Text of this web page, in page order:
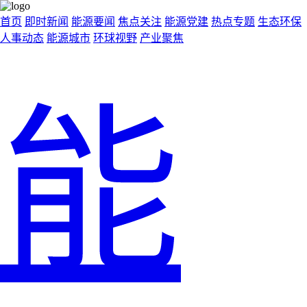
首页 即时新闻 能源要闻 焦点关注 能源党建 热点专题 生态环保
人事动态 能源城市 环球视野 产业聚焦
能